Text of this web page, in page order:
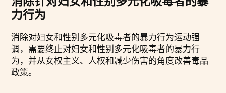
力行为
消除对妇女和性别多元化吸毒者的暴力行为运动强
调，需要终止对妇女和性别多元化吸毒者的暴力行
为，并从女权主义、人权和减少伤害的角度改善毒品
政策。